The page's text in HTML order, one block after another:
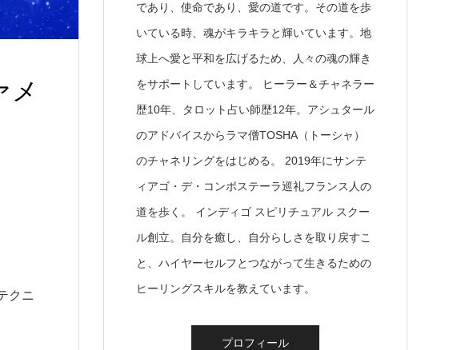
メ
クニ
であり、使命であり、愛の道です。その道を歩
いている時、魂がキラキラと輝いています。地
球上へ愛と平和を広げるため、人々の魂の輝き
をサポートしています。 ヒーラー＆チャネラー
歴10年、タロット占い師歴12年。アシュタール
のアドバイスからラマ僧TOSHA（トーシャ）
のチャネリングをはじめる。 2019年にサンテ
ィアゴ・デ・コンポステーラ巡礼フランス人の
道を歩く。 インディゴ スピリチュアル スクー
ル創立。自分を癒し、自分らしさを取り戻すこ
と、ハイヤーセルフとつながって生きるための
ヒーリングスキルを教えています。
プロフィール